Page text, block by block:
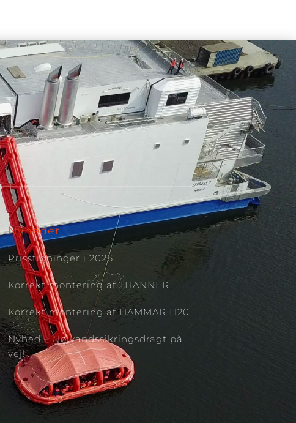
Nyheder
Prisstigninger i 2026
Korrekt montering af THANNER
Korrekt montering af HAMMAR H20
Nyhed – Højvandssikringsdragt på
vej!